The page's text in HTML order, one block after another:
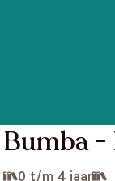
Bumba -
0 t/m 4 jaar